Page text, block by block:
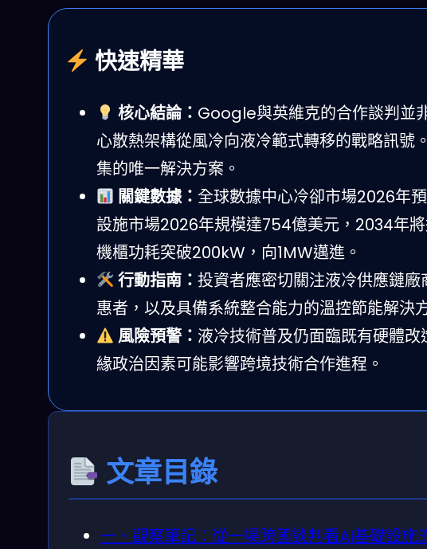
快速精華
核心結論： Google與英維克的合作談判並
心散熱架構從風冷向液冷範式轉移的戰略訊
集的唯一解決方案。
關鍵數據： 全球數據中心冷卻市場2026年
設施市場2026年規模達754億美元，2034年
機櫃功耗突破200kW，向1MW邁進。
行動指南： 投資者應密切關注液冷供應鏈
惠者，以及具備系統整合能力的溫控節能解決
風險預警： 液冷技術普及仍面臨既有硬體
緣政治因素可能影響跨境技術合作進程。
文章目錄
一、觀察筆記：從一場跨國談判看AI基礎設施